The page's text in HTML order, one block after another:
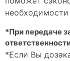
*При передаче
*Если Вы